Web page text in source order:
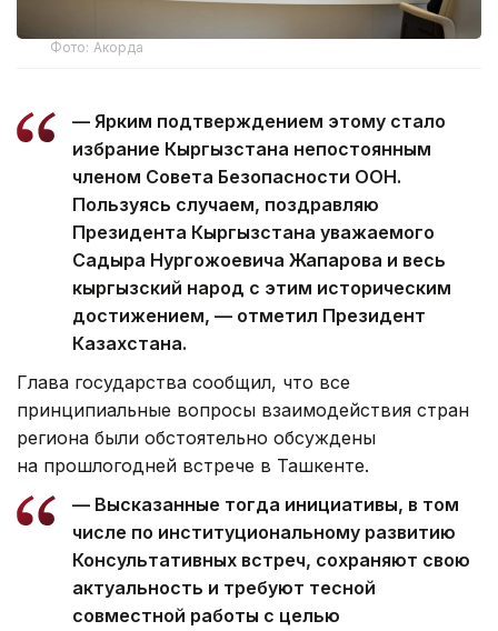
Фото: Акорда
— Ярким подтверждением этому стало
избрание Кыргызстана непостоянным
членом Совета Безопасности ООН.
Пользуясь случаем, поздравляю
Президента Кыргызстана уважаемого
Садыра Нургожоевича Жапарова и весь
кыргызский народ с этим историческим
достижением, — отметил Президент
Казахстана.
Глава государства сообщил, что все
принципиальные вопросы взаимодействия стран
региона были обстоятельно обсуждены
на прошлогодней встрече в Ташкенте.
— Высказанные тогда инициативы, в том
числе по институциональному развитию
Консультативных встреч, сохраняют свою
актуальность и требуют тесной
совместной работы с целью